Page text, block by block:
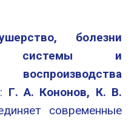
болезни
системы и
Г. А. Кононов, К. В.
современные